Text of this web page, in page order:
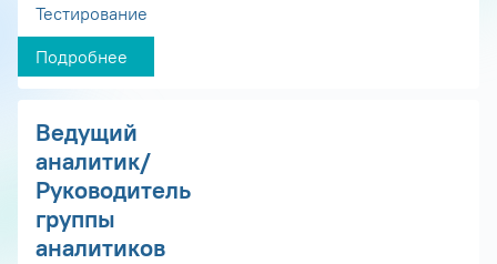
Тестирование
Подробнее
Ведущий
аналитик/
Руководитель
группы
аналитиков